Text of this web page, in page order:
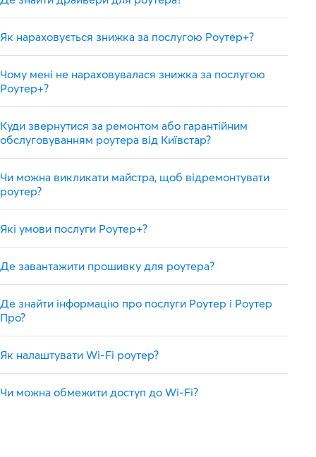
Як нараховується знижка за послугою Роутер+?
Чому мені не нараховувалася знижка за послугою
Роутер+?
Куди звернутися за ремонтом або гарантійним
обслуговуванням роутера від Київстар?
Чи можна викликати майстра, щоб відремонтувати
роутер?
Які умови послуги Роутер+?
Де завантажити прошивку для роутера?
Де знайти інформацію про послуги Роутер і Роутер
Про?
Як налаштувати Wi-Fi роутер?
Чи можна обмежити доступ до Wi-Fi?